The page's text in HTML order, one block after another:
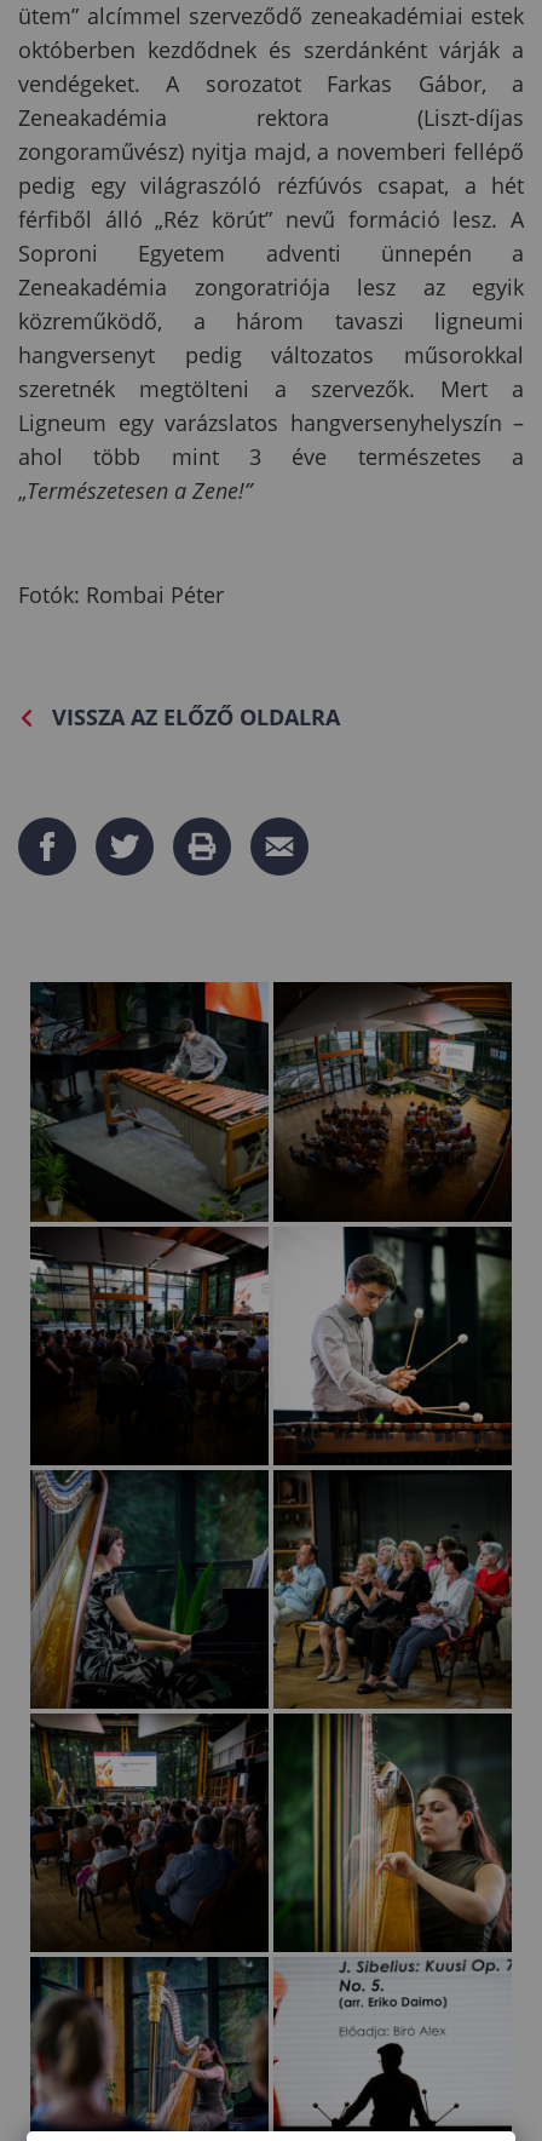
ütem” alcímmel szerveződő zeneakadémiai estek
októberben kezdődnek és szerdánként várják a
vendégeket. A sorozatot Farkas Gábor, a
Zeneakadémia rektora (Liszt-díjas
zongoraművész) nyitja majd, a novemberi fellépő
pedig egy világraszóló rézfúvós csapat, a hét
férfiből álló „Réz körút” nevű formáció lesz. A
Soproni Egyetem adventi ünnepén a
Zeneakadémia zongoratriója lesz az egyik
közreműködő, a három tavaszi ligneumi
hangversenyt pedig változatos műsorokkal
szeretnék megtölteni a szervezők. Mert a
Ligneum egy varázslatos hangversenyhelyszín –
ahol több mint 3 éve természetes a
„Természetesen a Zene!”
Fotók: Rombai Péter
VISSZA AZ ELŐZŐ OLDALRA